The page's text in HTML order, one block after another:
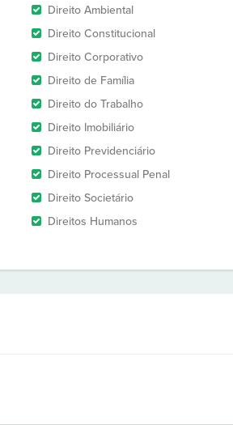
Direito Ambiental
Direito Constitucional
Direito Corporativo
Direito de Família
Direito do Trabalho
Direito Imobiliário
Direito Previdenciário
Direito Processual Penal
Direito Societário
Direitos Humanos